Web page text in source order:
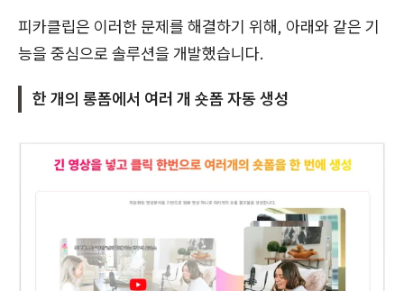
피카클립은 이러한 문제를 해결하기 위해, 아래와 같은 기
능을 중심으로 솔루션을 개발했습니다.
한 개의 롱폼에서 여러 개 숏폼 자동 생성